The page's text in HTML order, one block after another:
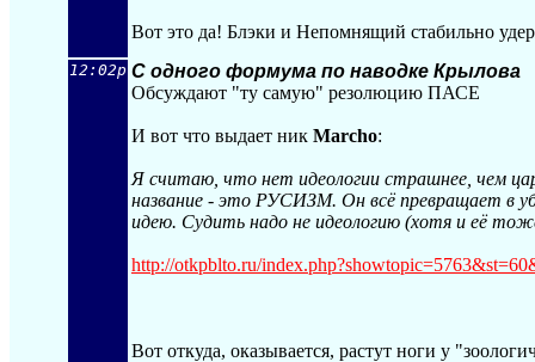
Вот это да! Блэки и Непомнящий стабильно
12:02p С одного формума по наводке Крылова
Обсуждают "ту самую" резолюцию ПАСЕ
И вот что выдает ник Marcho:
Я считаю, что нет идеологии страшнее, чем
название - это РУСИЗМ. Он всё превращает в
идею. Судить надо не идеологию (хотя и её
http://otkpblto.ru/index.php?showto
Вот откуда, оказывается, растут ноги у